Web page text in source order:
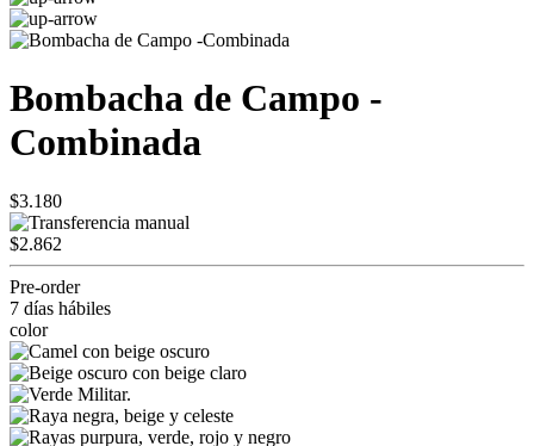
Bombacha de Campo -
Combinada
$3.180
$2.862
Pre-order
7 días hábiles
color